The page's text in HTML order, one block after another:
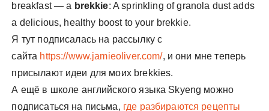
breakfast — a brekkie: A sprinkling of granola dust adds
a delicious, healthy boost to your brekkie.
Я тут подписалась на рассылку с
сайта https://www.jamieoliver.com/, и они мне теперь
присылают идеи для моих brekkies.
А ещё в школе английского языка Skyeng можно
подписаться на письма, где разбираются рецепты